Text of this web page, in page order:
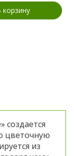
корзину
цветочную
из